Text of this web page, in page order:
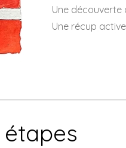
Une
Une récup